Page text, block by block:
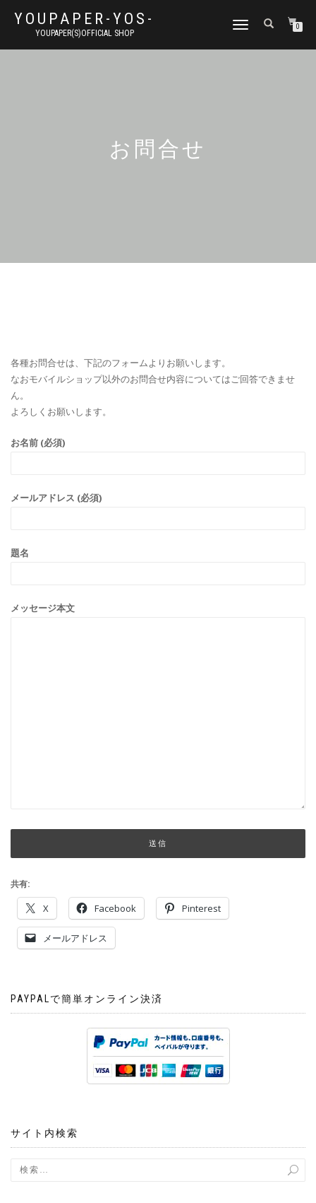
YOUPAPER-YOS-
YOUPAPER(S)OFFICIAL SHOP
ナ
ゲ
0
お問合せ
各種お問合せは、下記のフォームよりお願いします。
なおモバイルショップ以外のお問合せ内容についてはご回答できませ
ん。
よろしくお願いします。
お名前 (必須)
メールアドレス (必須)
題名
メッセージ本文
共有:
X Facebook Pinterest
メールアドレス
PAYPALで簡単オンライン決済
サイト内検索